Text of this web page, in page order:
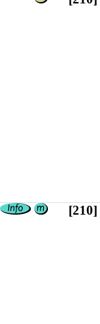
[210]